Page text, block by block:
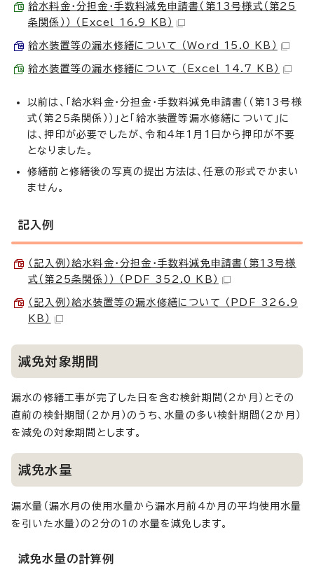
給水料金・分担金・手数料減免申請書（第13号様式（第25
条関係）） （Excel 16.9 KB）
給水装置等の漏水修繕について （Word 15.0 KB）
給水装置等の漏水修繕について （Excel 14.7 KB）
以前は、「給水料金・分担金・手数料減免申請書（（第13号様
式（第25条関係））」と「給水装置等漏水修繕について」に
は、押印が必要でしたが、令和4年1月1日から押印が不要
となりました。
修繕前と修繕後の写真の提出方法は、任意の形式でかまい
ません。
記入例
（記入例）給水料金・分担金・手数料減免申請書（第13号様
式（第25条関係）） （PDF 352.0 KB）
（記入例）給水装置等の漏水修繕について （PDF 326.9
KB）
減免対象期間
漏水の修繕工事が完了した日を含む検針期間（2か月）とその
直前の検針期間（2か月）のうち、水量の多い検針期間（2か月）
を減免の対象期間とします。
減免水量
漏水量（漏水月の使用水量から漏水月前4か月の平均使用水量
を引いた水量）の2分の1の水量を減免します。
減免水量の計算例